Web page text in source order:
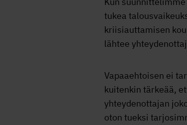
tukea
kriisiauttamisen
lähtee
Vapaaehtoisen ei
kuitenkin tärkeää,
yhteydenottajan
oton tueksi